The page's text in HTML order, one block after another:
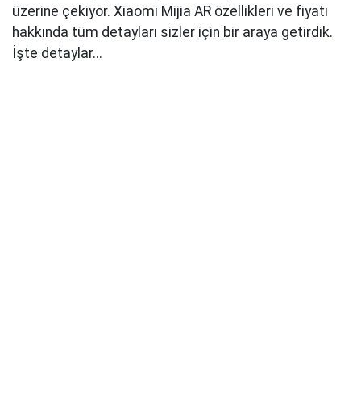
üzerine çekiyor. Xiaomi Mijia AR özellikleri ve fiyatı
hakkında tüm detayları sizler için bir araya getirdik.
İşte detaylar...